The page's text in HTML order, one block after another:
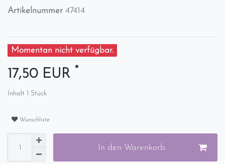
Artikelnummer 47414
Momentan nicht verfügbar.
17,50 EUR *
Inhalt 1 Stück
Wunschliste
In den Warenkorb